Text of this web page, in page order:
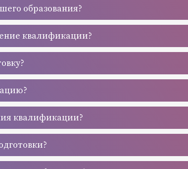
образования?
квалификации?
квалификации?